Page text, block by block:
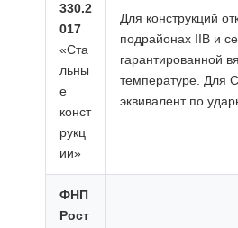
330.2
017
«Ста
льны
е
конст
рукц
ии»
Для конструкций
подрайонах IIВ и
гарантированной
температуре. Для
эквивалент по
ФНП
Рост